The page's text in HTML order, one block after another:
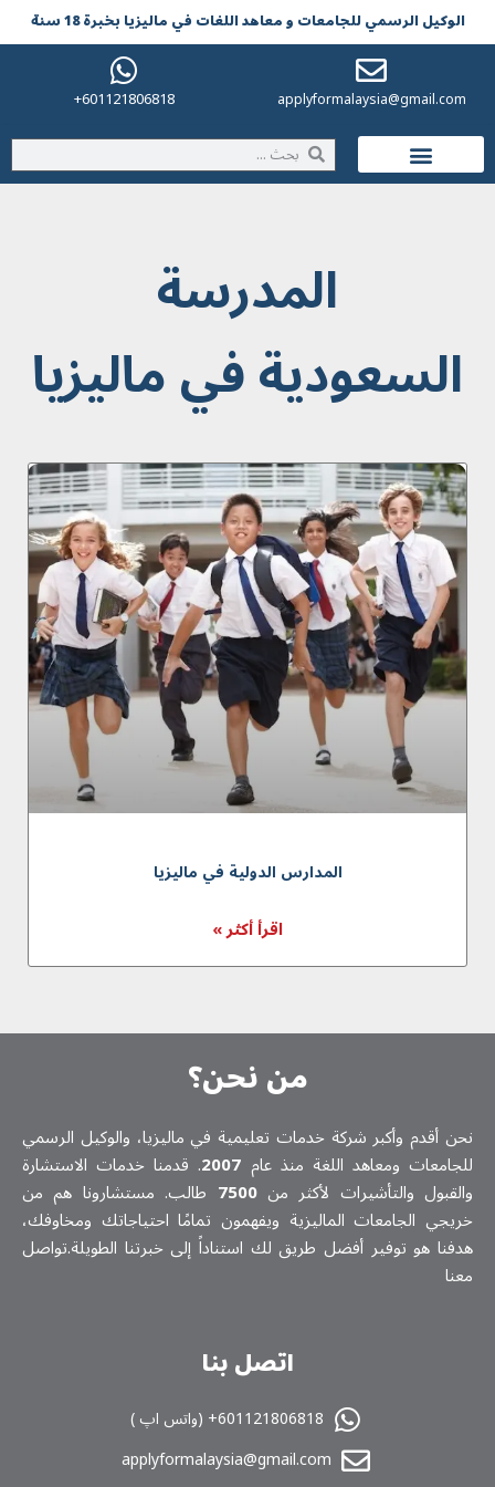
الوکیل الرسمي للجامعات و معاهد اللغات في مالیزیا بخبرة 18 سنة
applyformalaysia@gmail.com
601121806818+
المدرسة
السعودية في ماليزيا
المدارس الدولية في ماليزيا
اقرأ أكثر »
من نحن؟
نحن أقدم وأكبر شركة خدمات تعلیمیة في ماليزيا، والوكيل الرسمي
للجامعات ومعاهد اللغة منذ عام 2007. قدمنا خدمات الاستشارة
والقبول والتأشيرات لأكثر من7500 طالب. مستشارونا هم من
خريجي الجامعات الماليزية ويفهمون تمامًا احتياجاتك ومخاوفك،
هدفنا هو توفير أفضل طريق لك استناداً إلى خبرتنا الطويلة.تواصل
معنا
اتصل بنا
601121806818+ (واتس اپ )
applyformalaysia@gmail.com